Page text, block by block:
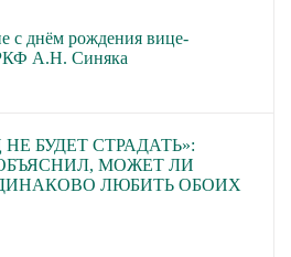
с днём рождения вице-
А.Н. Синяка
БУДЕТ СТРАДАТЬ»:
МОЖЕТ ЛИ
ЛЮБИТЬ ОБОИХ